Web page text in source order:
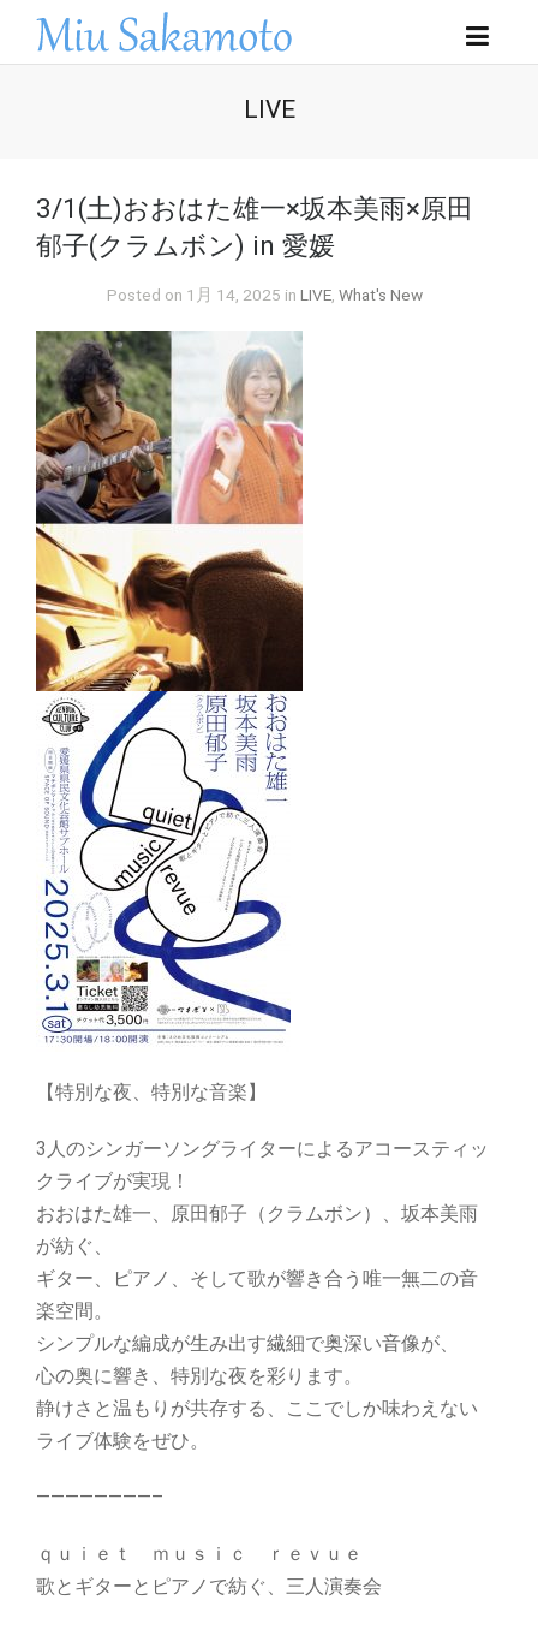
LIVE
3/1(土)おおはた雄一×坂本美雨×原田
郁子(クラムボン) in 愛媛
Posted on 1月 14, 2025 in LIVE, What's New
【特別な夜、特別な音楽】
3人のシンガーソングライターによるアコースティッ
クライブが実現！
おおはた雄一、原田郁子（クラムボン）、坂本美雨
が紡ぐ、
ギター、ピアノ、そして歌が響き合う唯一無二の音
楽空間。
シンプルな編成が生み出す繊細で奥深い音像が、
心の奥に響き、特別な夜を彩ります。
静けさと温もりが共存する、
ここでしか味わえない
ライブ体験をぜひ。
————————–
ｑｕｉｅｔ ｍｕｓｉｃ ｒｅｖｕｅ
歌とギターとピアノで紡ぐ、三人演奏会